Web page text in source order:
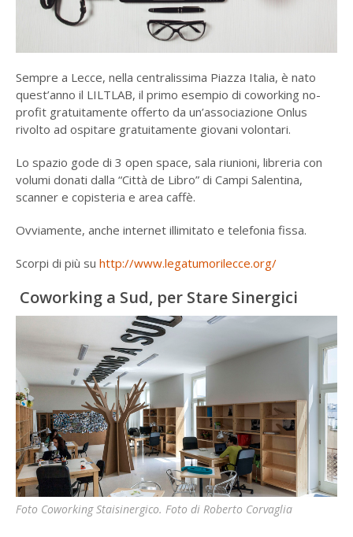
Sempre a Lecce, nella centralissima Piazza Italia, è nato
quest’anno il LILTLAB, il primo esempio di coworking no-
profit gratuitamente offerto da un’associazione Onlus
rivolto ad ospitare gratuitamente giovani volontari.
Lo spazio gode di 3 open space, sala riunioni, libreria con
volumi donati dalla “Città de Libro” di Campi Salentina,
scanner e copisteria e area caffè.
Ovviamente, anche internet illimitato e telefonia fissa.
Scorpi di più su http://www.legatumorilecce.org/
Coworking a Sud, per Stare Sinergici
Foto Coworking Staisinergico. Foto di Roberto Corvaglia